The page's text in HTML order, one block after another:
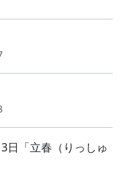
「立春（りっしゅ